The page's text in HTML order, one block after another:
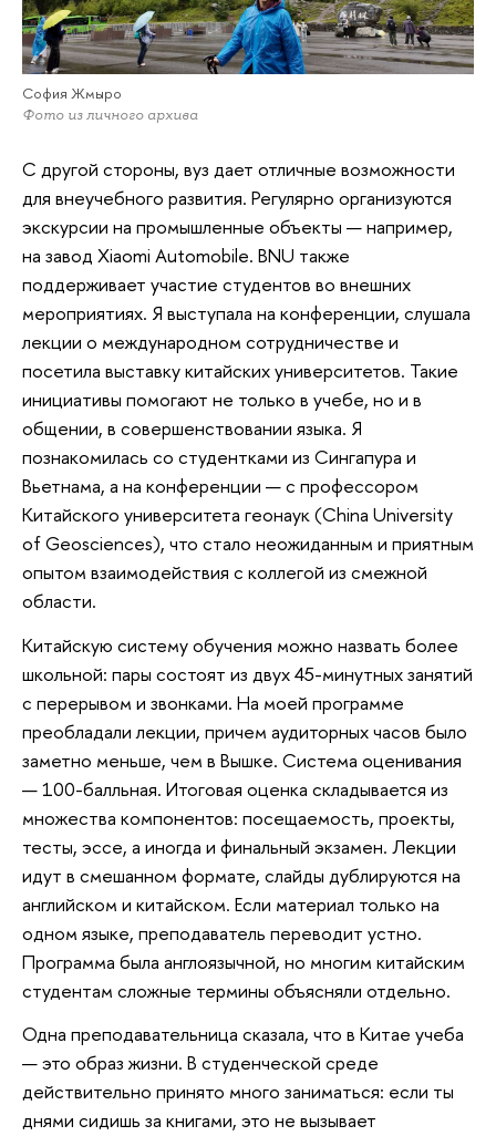
София Жмыро
Фото из личного архива
С другой стороны, вуз дает отличные возможности
для внеучебного развития. Регулярно организуются
экскурсии на промышленные объекты — например,
на завод Xiaomi Automobile. BNU также
поддерживает участие студентов во внешних
мероприятиях. Я выступала на конференции, слушала
лекции о международном сотрудничестве и
посетила выставку китайских университетов. Такие
инициативы помогают не только в учебе, но и в
общении, в совершенствовании языка. Я
познакомилась со студентками из Сингапура и
Вьетнама, а на конференции — с профессором
Китайского университета геонаук (China University
of Geosciences), что стало неожиданным и приятным
опытом взаимодействия с коллегой из смежной
области.
Китайскую систему обучения можно назвать более
школьной: пары состоят из двух 45-минутных занятий
с перерывом и звонками. На моей программе
преобладали лекции, причем аудиторных часов было
заметно меньше, чем в Вышке. Система оценивания
— 100-балльная. Итоговая оценка складывается из
множества компонентов: посещаемость, проекты,
тесты, эссе, а иногда и финальный экзамен. Лекции
идут в смешанном формате, слайды дублируются на
английском и китайском. Если материал только на
одном языке, преподаватель переводит устно.
Программа была англоязычной, но многим китайским
студентам сложные термины объясняли отдельно.
Одна преподавательница сказала, что в Китае учеба
— это образ жизни. В студенческой среде
действительно принято много заниматься: если ты
днями сидишь за книгами, это не вызывает